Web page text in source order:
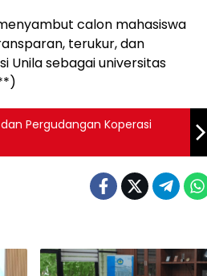
calon mahasiswa
terukur, dan
Unila sebagai universitas
Pergudangan Koperasi